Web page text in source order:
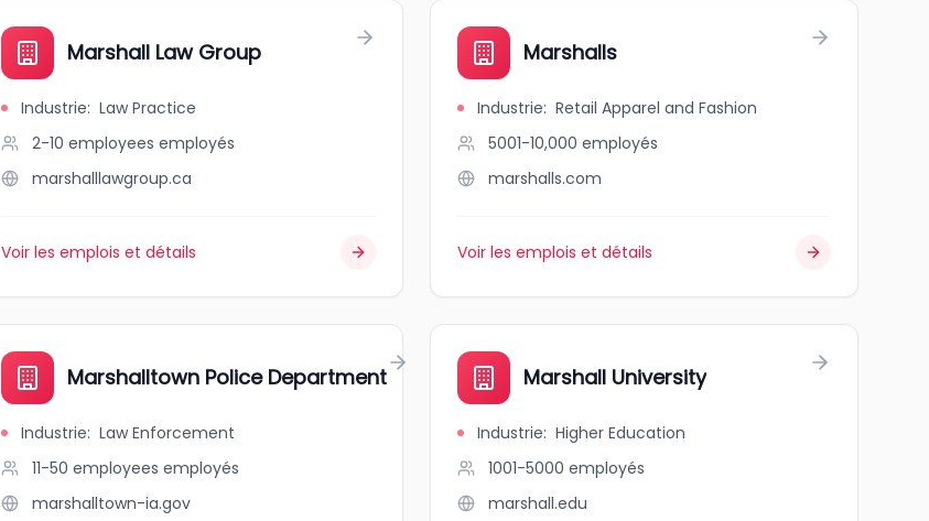
Marshall Law Group
Industrie: Law Practice
2-10 employees employés
marshalllawgroup.ca
Voir les emplois et détails
Marshalls
Industrie: Retail Apparel and Fashion
5001-10,000 employés
marshalls.com
Voir les emplois et détails
Marshalltown Police Department
Industrie: Law Enforcement
11-50 employees employés
marshalltown-ia.gov
Marshall University
Industrie: Higher Education
1001-5000 employés
marshall.edu